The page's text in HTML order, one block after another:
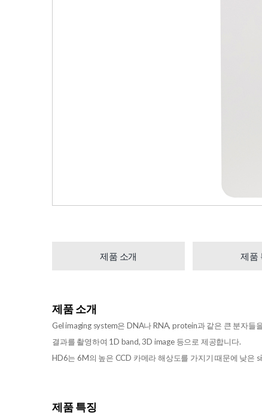
제품 소개 제품
제품 소개
Gel imaging system은 DNA나 RNA, protein과 같은 큰 분자들
결과를 촬영하여 1D band, 3D image 등으로 제공합니다.
HD6는 6M의 높은 CCD 카메라 해상도를 가지기 때문에 낮은
제품 특징